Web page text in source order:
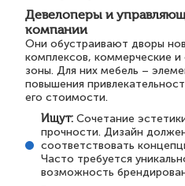
Девелоперы и
компании
Они обустраивают дворы
комплексов, коммерческие
зоны. Для них мебель –
повышения
его стоимости.
Ищут: Сочетание
прочности. Дизайн
соответствовать
Часто требуется
возможность